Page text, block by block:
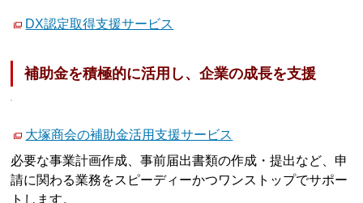
DX認定取得支援サービス
補助金を積極的に活用し、企業の成長を支援
大塚商会の補助金活用支援サービス
必要な事業計画作成、事前届出書類の作成・提出など、申
請に関わる業務をスピーディーかつワンストップでサポー
トします。